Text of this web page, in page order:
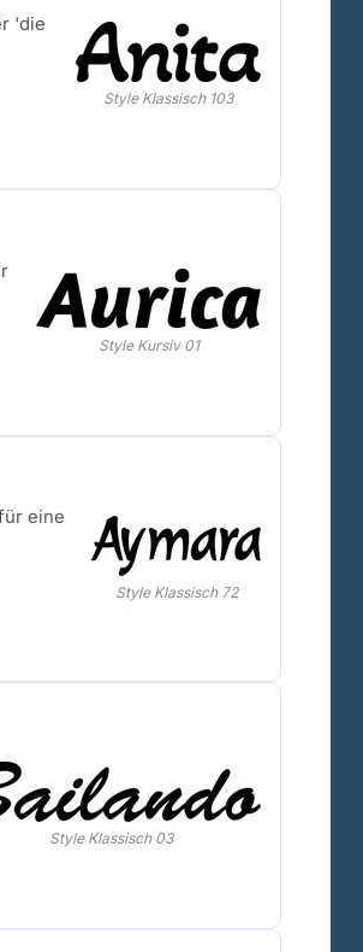
'die
Style Klassisch 103
Style Kursiv 01
eine
Style Klassisch 72
Style Klassisch 03